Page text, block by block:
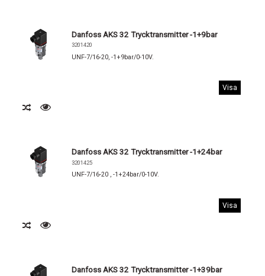
Danfoss AKS 32 Trycktransmitter -1+9bar
3201420
UNF-7/16-20, -1+9bar/0-10V.
Visa
Danfoss AKS 32 Trycktransmitter -1+24bar
3201425
UNF-7/16-20 , -1+24bar/0-10V.
Visa
Danfoss AKS 32 Trycktransmitter -1+39bar